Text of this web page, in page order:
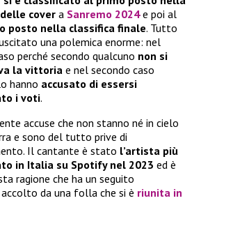
covera Sanremo 2024e poi al
posto nella classifica finale. Tutto
una polemica enorme: nel
perché secondo qualcuno non si
la vittoria e nel secondo caso
hanno accusato di essersi
i voti.
accuse che non stanno né in cielo
e sono del tutto prive di
Il cantante è stato l’artista più
in Italia su Spotify nel 2023 ed è
ragione che ha un seguito
da una folla che si è riunita in